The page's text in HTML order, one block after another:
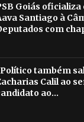
Goiás
Santiago à
com
também
Calil ao
ao...